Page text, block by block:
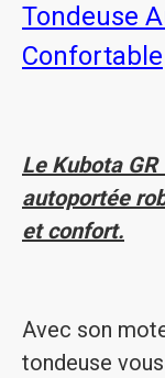
Tondeuse
Confortable
Le Kubota
autoportée
et confort.
Avec son
tondeuse